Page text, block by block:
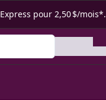
pour 2,50 $/mois*.